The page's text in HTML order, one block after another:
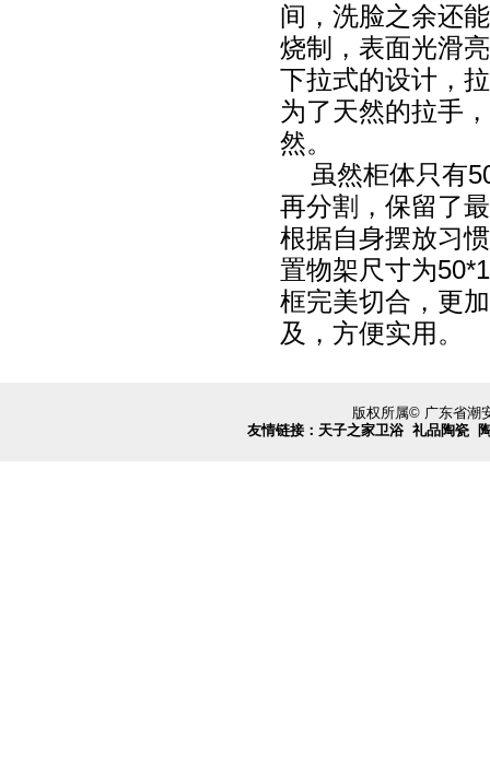
间，洗脸之余还
烧制，表面光滑
下拉式的设计，
为了天然的拉手
然。
虽然柜体只有
再分割，保留了
根据自身摆放习
置物架尺寸为
框完美切合，更
及，方便实用。
版权所属© 广东省潮
友情链接： 天子之家卫浴 礼品陶瓷